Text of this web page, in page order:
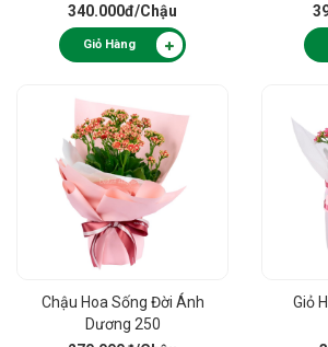
340.000đ/Chậu
Giỏ Hàng
Chậu Hoa Sống Đời Ánh
Dương 250
Giỏ